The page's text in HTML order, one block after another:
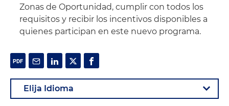
Zonas de Oportunidad, cumplir con todos los
requisitos y recibir los incentivos disponibles a
quienes participan en este nuevo programa.